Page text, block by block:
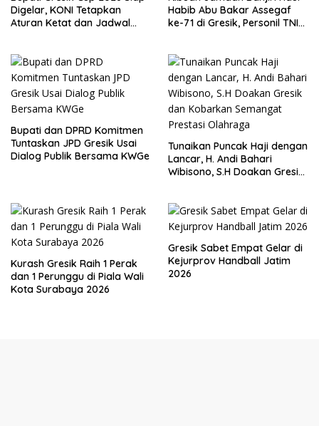
Digelar, KONI Tetapkan
Aturan Ketat dan Jadwal
Habib Abu Bakar Assegaf
ke-71 di Gresik, Personil TNI
Bupati dan DPRD Komitmen
Tuntaskan JPD Gresik Usai
Dialog Publik Bersama KWGe
Tunaikan Puncak Haji dengan
Lancar, H. Andi Bahari
Wibisono, S.H Doakan Gresik
Kurash Gresik Raih 1 Perak
dan 1 Perunggu di Piala Wali
Kota Surabaya 2026
Gresik Sabet Empat Gelar di
Kejurprov Handball Jatim
2026